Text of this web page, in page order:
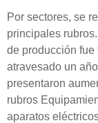
Por sectores, se
principales
de producción
atravesado un
presentaron
rubros
aparatos